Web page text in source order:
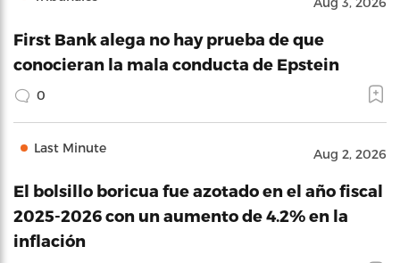
First Bank alega no hay prueba de que
conocieran la mala conducta de Epstein
0
Last Minute Aug 2, 2026
El bolsillo boricua fue azotado en el año fiscal
2025-2026 con un aumento de 4.2% en la
inflación